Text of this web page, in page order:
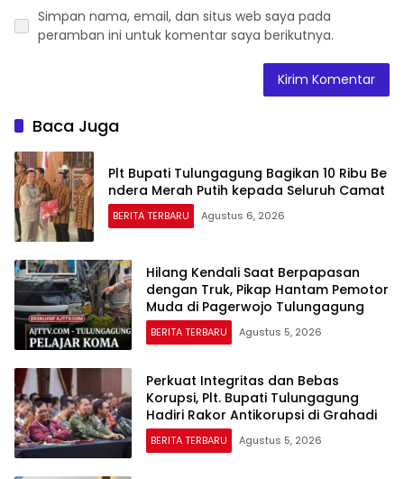
Simpan nama, email, dan situs web saya pada
peramban ini untuk komentar saya berikutnya.
Baca Juga
Plt Bupati Tulungagung Bagikan 10 Ribu Be
ndera Merah Putih kepada Seluruh Camat
BERITA TERBARU Agustus 6, 2026
Hilang Kendali Saat Berpapasan
dengan Truk, Pikap Hantam Pemotor
Muda di Pagerwojo Tulungagung
BERITA TERBARU Agustus 5, 2026
Perkuat Integritas dan Bebas
Korupsi, Plt. Bupati Tulungagung
Hadiri Rakor Antikorupsi di Grahadi
BERITA TERBARU Agustus 5, 2026